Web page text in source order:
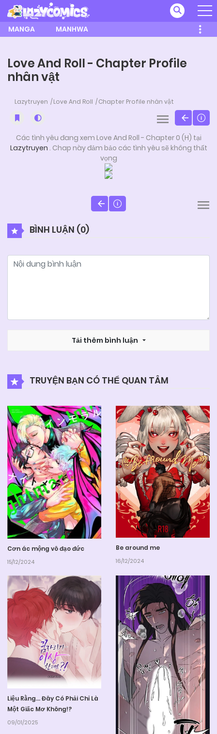
MANGA MANHWA
Love And Roll - Chapter Profile
nhân vật
Lazytruyen Love And Roll Chapter Profile nhân vật
Các tình yêu đang xem Love And Roll - Chapter 0 (H) tại
Lazytruyen . Chap này đảm bảo các tình yêu sẽ không thất
vọng
BÌNH LUẬN (0)
Tải thêm bình luận
TRUYỆN BẠN CÓ THỂ QUAN TÂM
Cơn ác mộng vô đạo đức
15/12/2024
Be around me
16/12/2024
Liệu Rằng... Đây Có Phải Chỉ Là
Một Giấc Mơ Không!?
09/01/2025